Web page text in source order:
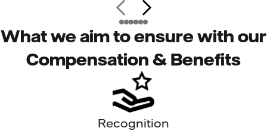
What we aim to ensure with our
Compensation & Benefits
Recognition